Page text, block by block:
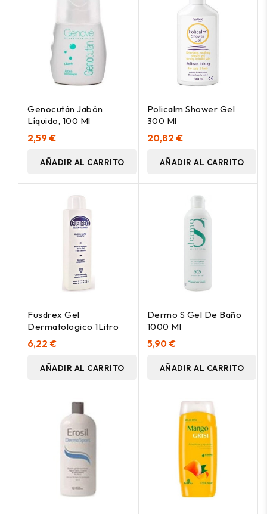
Genocután Jabón
Líquido, 100 Ml
2,59 €
AÑADIR AL CARRITO
Policalm Shower Gel
300 Ml
20,82 €
AÑADIR AL CARRITO
Fusdrex Gel
Dermatologico 1Litro
6,22 €
AÑADIR AL CARRITO
Dermo S Gel De Baño
1000 Ml
5,90 €
AÑADIR AL CARRITO